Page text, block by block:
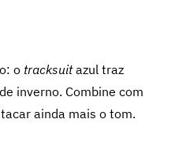
o tracksuitazul traz
inverno. Combine com
ainda mais o tom.